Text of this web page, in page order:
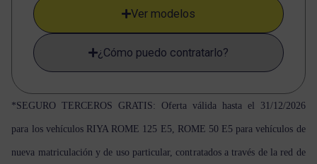
Ver modelos
¿Cómo puedo contratarlo?
*SEGURO TERCEROS GRATIS: Oferta válida hasta el 31/12/2026
para los vehículos RIYA ROME 125 E5, ROME 50 E5 para vehículos de
nueva matriculación y de uso particular, contratados a través de la red de